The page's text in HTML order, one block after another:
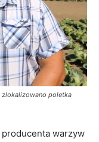
zlokalizowano poletka
producenta warzyw